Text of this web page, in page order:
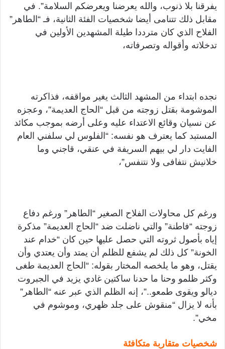
يفرقنا بلا ذنوب، والله يعرضنا ويعرضكم السلامة”. في
مقابل ذلك تتنامى أيضا شخصيات الفئة الثانية، فـ “الطاهر”
الفلاح الذي كان مترددا طيلة المشهدين الأولين في
تدخلاته وأقواله وتصرفاته،
نجده ابتداء من المشهد الثالث يغير مواقفه، فذاكرته
الموشومة بقتل زوجته من قبل “الحاج العديمة”، وعجزه
عن نسيان وقائع الاعتداء عليه وعلى أرضه بموجب مكائد
المستبد كما يعترف هو نفسه: “الفلوس لي سلفني العام
الفايت دار لي بيهم السريفة في عنقي، قاجني وما
خلانيش نتفافى ولا نتنفس”،
ورغم كل محاولات الفلاح الصغير “الطاهر” ورغم دفاع
زوجته “فاطنة” والتي ناضلت ضد “الحاج العديمة” مذكرة
إياه بأصول ثروته التي حصل عليها حين كان “خدام عند
الخونة” كل ذلك لم يشفع للظلم أن يمتد وأن يعتدي وأن
يقتل، وهو ما يلخصه المختار بقوله: “الحاج العديمة طغى
وكثر ظلمو وحنا ما حدنا ساكتين غادي يزيد في الجبروت
ديالو ويقوى طمعو..”، إنه الظلم الذي عبر عنه “الطاهر”
بأنه لا يزال “منقوش على جلد ظهري، وموشوم في
مخي”.
شخصيات متقاربة متكافئة